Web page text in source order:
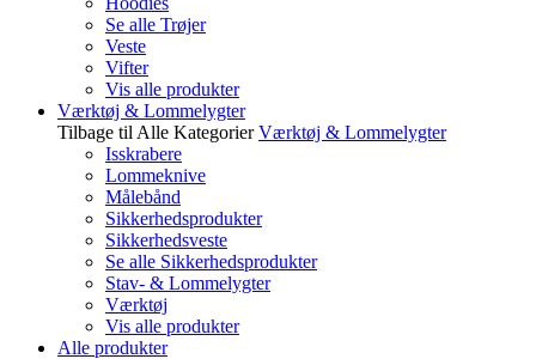
Se alle Trøjer
Veste
Vifter
Vis alle produkter
Værktøj & Lommelygter
Tilbage til Alle Kategorier Værktøj & Lommelygter
Isskrabere
Lommeknive
Målebånd
Sikkerhedsprodukter
Sikkerhedsveste
Se alle Sikkerhedsprodukter
Stav- & Lommelygter
Værktøj
Vis alle produkter
Alle produkter